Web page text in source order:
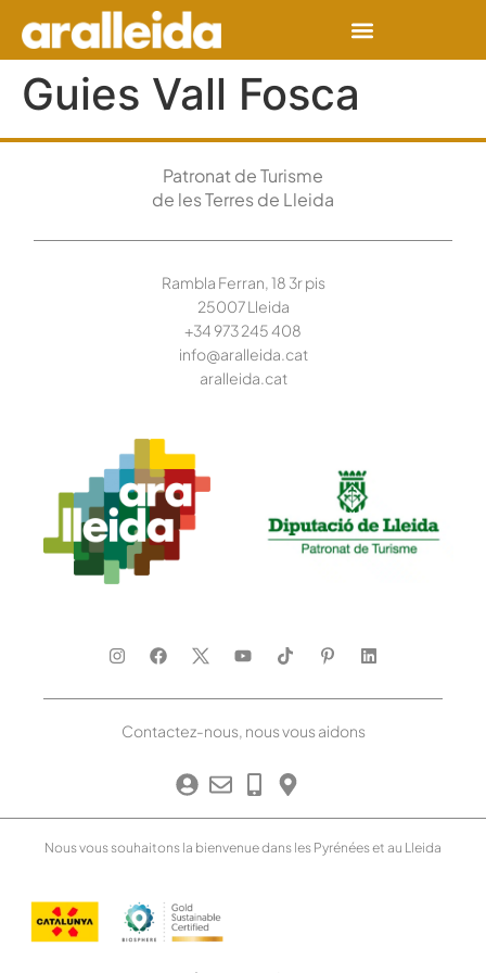
Guies Vall Fosca
Patronat de Turisme
de les Terres de Lleida
Rambla Ferran, 18 3r pis
25007 Lleida
+34 973 245408
info@aralleida.cat
aralleida.cat
Contactez-nous, nous vous aidons
Nous vous souhaitons la bienvenue dans les Pyrénées et au Lleida